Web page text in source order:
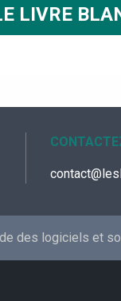
LIVRE
des logiciels et